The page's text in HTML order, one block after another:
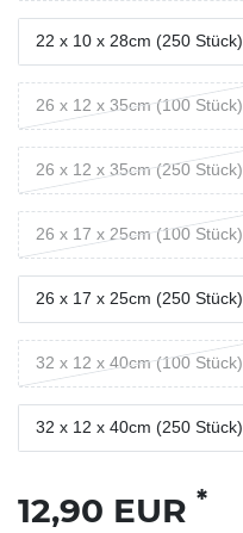
22 x 10 x 28cm (250 Stück)
26 x 12 x 35cm (100 Stück)
26 x 12 x 35cm (250 Stück)
26 x 17 x 25cm (100 Stück)
26 x 17 x 25cm (250 Stück)
32 x 12 x 40cm (100 Stück)
32 x 12 x 40cm (250 Stück)
12,90 EUR *